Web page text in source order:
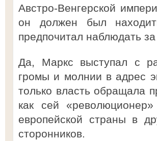
Австро-Венгерской
он должен был
предпочитал наблюдать
Да, Маркс выступал с
громы и молнии в адрес
только власть обращала
как сей
европейской страны в
сторонников.